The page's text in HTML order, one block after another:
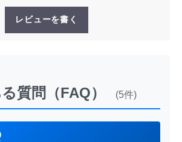
レビューを書く
質問（FAQ） (5件)